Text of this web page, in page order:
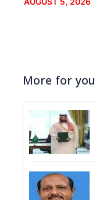
More for you